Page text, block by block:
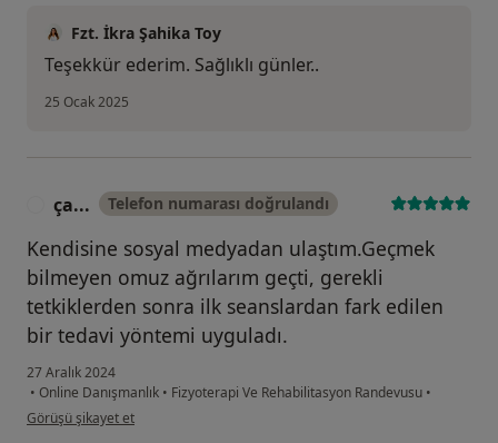
Fzt. İkra Şahika Toy
Teşekkür ederim. Sağlıklı günler..
25 Ocak 2025
ça... Telefon numarası doğrulandı
Kendisine sosyal medyadan ulaştım.Geçmek
bilmeyen omuz ağrılarım geçti, gerekli
tetkiklerden sonra ilk seanslardan fark edilen
bir tedavi yöntemi uyguladı.
27 Aralık 2024
• Online Danışmanlık • Fizyoterapi Ve Rehabilitasyon Randevusu •
kullanıcının görüşüne göre ça...
Görüşü şikayet et